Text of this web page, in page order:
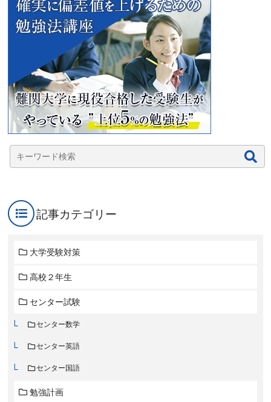
記事カテゴリー
大学受験対策
高校２年生
センター試験
センター数学
センター英語
センター国語
勉強計画